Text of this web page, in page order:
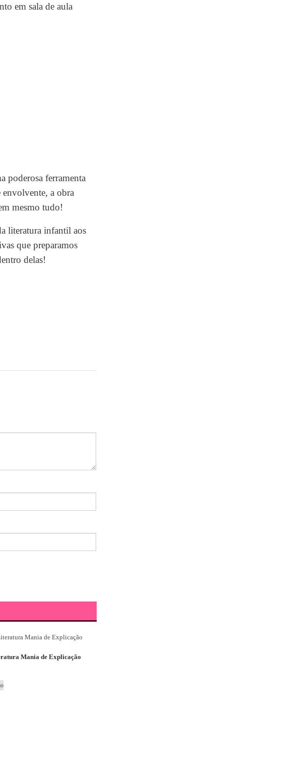
em sala de aula
poderosa ferramenta
a obra
mesmo tudo!
literatura infantil aos
que preparamos
delas!
Mania de Explicação